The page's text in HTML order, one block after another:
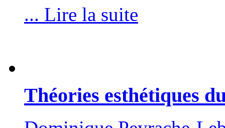
... Lire la suite
Théories esthétiques